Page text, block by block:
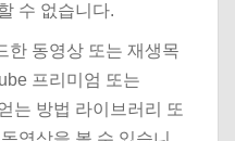
수 없습니다.
한 동영상 또는 재생목
프리미엄 또는
는 방법 라이브러리 또